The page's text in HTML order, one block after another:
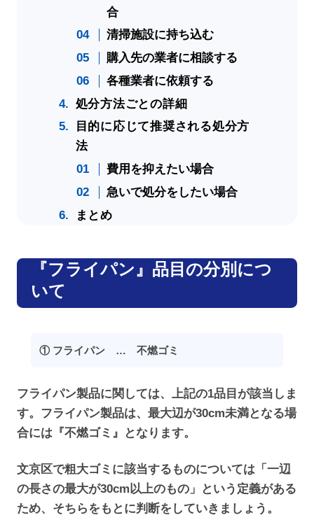
合
清掃施設に持ち込む
購入先の業者に相談する
各種業者に依頼する
処分方法ごとの詳細
目的に応じて推奨される処分方
法
費用を抑えたい場合
急いで処分をしたい場合
まとめ
『フライパン』品目の分別につ
いて
① フライパン … 不燃ゴミ
フライパン製品に関しては、上記の1品目が該当しま
す。フライパン製品は、最大辺が30cm未満となる場
合には『不燃ゴミ』となります。
文京区で粗大ゴミに該当するものについては「一辺
の長さの最大が30cm以上のもの」という定義がある
ため、そちらをもとに判断をしていきましょう。